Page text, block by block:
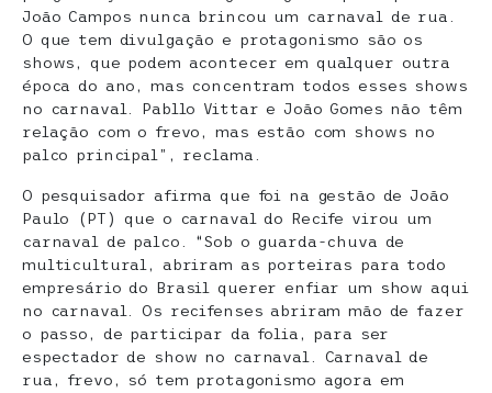
João Campos nunca brincou um carnaval de rua.
O que tem divulgação e protagonismo são os
shows, que podem acontecer em qualquer outra
época do ano, mas concentram todos esses shows
no carnaval. Pabllo Vittar e João Gomes não têm
relação com o frevo, mas estão com shows no
palco principal”, reclama.
O pesquisador afirma que foi na gestão de João
Paulo (PT) que o carnaval do Recife virou um
carnaval de palco. “Sob o guarda-chuva de
multicultural, abriram as porteiras para todo
empresário do Brasil querer enfiar um show aqui
no carnaval. Os recifenses abriram mão de fazer
o passo, de participar da folia, para ser
espectador de show no carnaval. Carnaval de
rua, frevo, só tem protagonismo agora em